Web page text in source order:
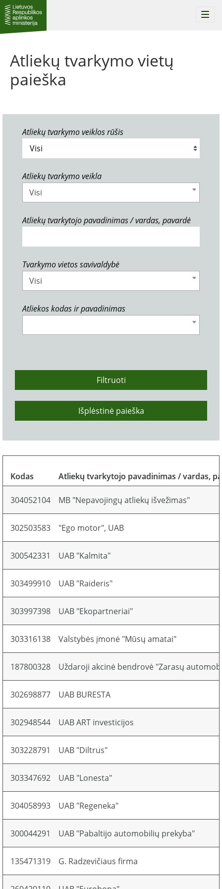
Atliekų tvarkymo vietų
paieška
Atliekų tvarkymo veiklos rūšis
Atliekų tvarkymo veikla
Visi
Atliekų tvarkytojo pavadinimas / vardas, pavardė
Tvarkymo vietos savivaldybė
Visi
Atliekos kodas ir pavadinimas
Filtruoti
Išplėstinė paieška
Kodas Atliekų tvarkytojo pavadinimas / vardas,
304052104 MB "Nepavojingų atliekų išvežimas"
302503583 "Ego motor", UAB
300542331 UAB "Kalmita"
303499910 UAB "Raideris"
303997398 UAB "Ekopartneriai"
303316138 Valstybės įmonė "Mūsų amatai"
187800328 Uždaroji akcinė bendrovė "Zarasų
302698877 UAB BURESTA
302948544 UAB ART investicijos
303228791 UAB "Diltrus"
303347692 UAB "Lonesta"
304058993 UAB "Regeneka"
300044291 UAB "Pabaltijo automobilių prekyba"
135471319 G. Radzevičiaus firma